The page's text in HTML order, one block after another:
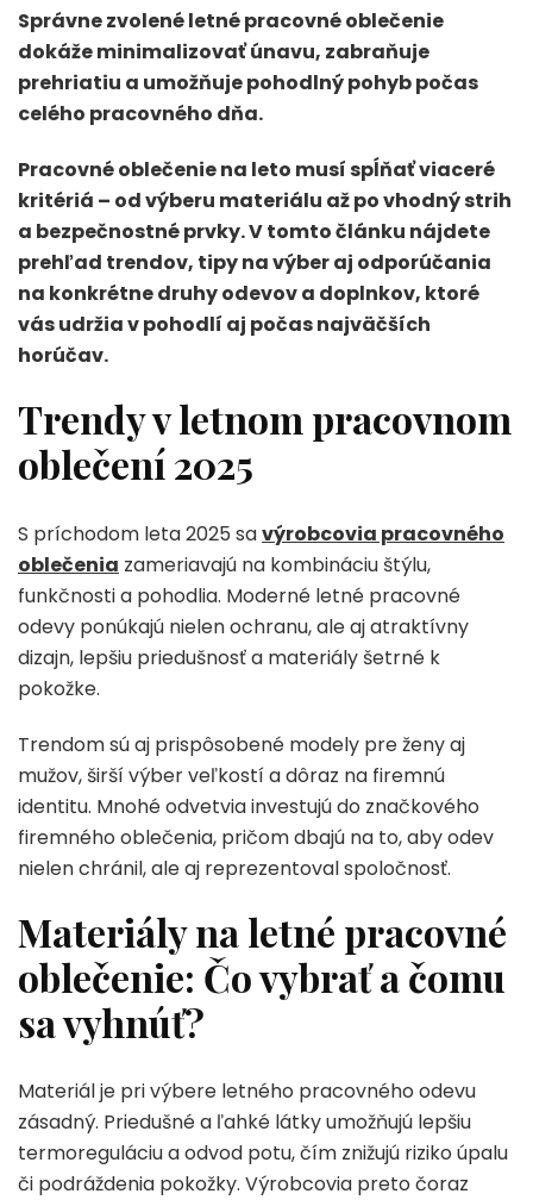
Správne zvolené letné pracovné oblečenie
dokáže minimalizovať únavu, zabraňuje
prehriatiu a umožňuje pohodlný pohyb počas
celého pracovného dňa.
Pracovné oblečenie na leto musí spĺňať viaceré
kritériá – od výberu materiálu až po vhodný strih
a bezpečnostné prvky. V tomto článku nájdete
prehľad trendov, tipy na výber aj odporúčania
na konkrétne druhy odevov a doplnkov, ktoré
vás udržia v pohodlí aj počas najväčších
horúčav.
Trendy v letnom pracovnom
oblečení 2025
S príchodom leta 2025 savýrobcovia pracovného
oblečenia zameriavajú na kombináciu štýlu,
funkčnosti a pohodlia. Moderné letné pracovné
odevy ponúkajú nielen ochranu, ale aj atraktívny
dizajn, lepšiu priedušnosť a materiály šetrné k
pokožke.
Trendom sú aj prispôsobené modely pre ženy aj
mužov, širší výber veľkostí a dôraz na firemnú
identitu. Mnohé odvetvia investujú do značkového
firemného oblečenia, pričom dbajú na to, aby odev
nielen chránil, ale aj reprezentoval spoločnosť.
Materiály na letné pracovné
oblečenie: Čo vybrať a čomu
sa vyhnúť?
Materiál je pri výbere letného pracovného odevu
zásadný. Priedušné a ľahké látky umožňujú lepšiu
termoreguláciu a odvod potu, čím znižujú riziko úpalu
či podráždenia pokožky. Výrobcovia preto čoraz